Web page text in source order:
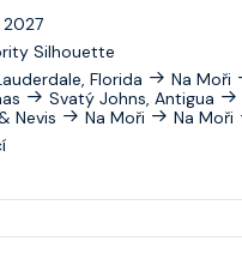
2027
Silhouette
Florida
Na Moři
Svatý Johns, Antigua
Nevis
Na Moři Na Moři